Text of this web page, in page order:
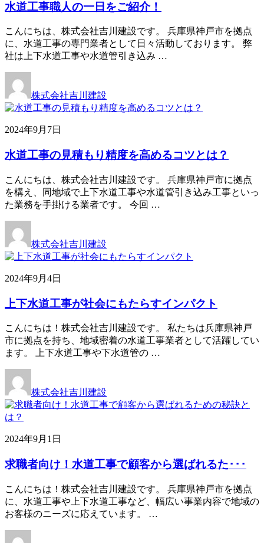
水道工事職人の一日をご紹介！
こんにちは、株式会社吉川建設です。 兵庫県神戸市を拠点
に、水道工事の専門業者として日々活動しております。 弊
社は上下水道工事や水道管引き込み …
株式会社吉川建設
2024年9月7日
水道工事の見積もり精度を高めるコツとは？
こんにちは、株式会社吉川建設です。 兵庫県神戸市に拠点
を構え、同地域で上下水道工事や水道管引き込み工事といっ
た業務を手掛ける業者です。 今回 …
株式会社吉川建設
2024年9月4日
上下水道工事が社会にもたらすインパクト
こんにちは！株式会社吉川建設です。 私たちは兵庫県神戸
市に拠点を持ち、地域密着の水道工事業者として活躍してい
ます。 上下水道工事や下水道管の …
株式会社吉川建設
2024年9月1日
求職者向け！水道工事で顧客から選ばれるた･･･
こんにちは！株式会社吉川建設です。 兵庫県神戸市を拠点
に、水道工事や上下水道工事など、幅広い事業内容で地域の
お客様のニーズに応えています。 …